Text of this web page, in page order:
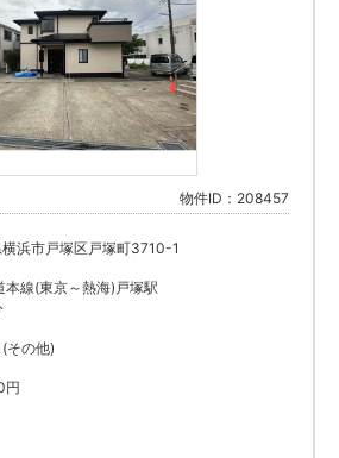
物件ID：208457
浜市戸塚区戸塚町3710-1
本線(東京～熱海)戸塚駅
その他)
円